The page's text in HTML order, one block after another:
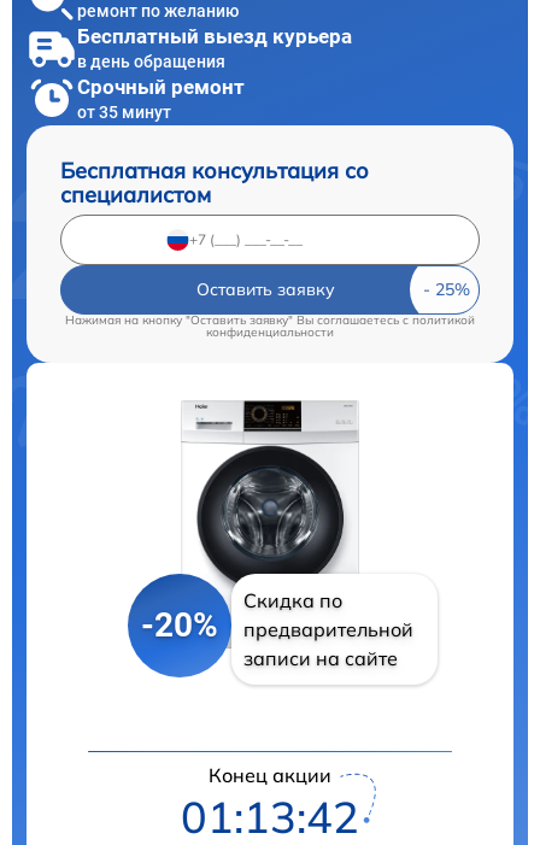
ремонт по желанию
Бесплатный выезд курьера
в день обращения
Срочный ремонт
от 35 минут
Бесплатная консультация со
специалистом
Оставить заявку
Нажимая на кнопку "Оставить заявку" Вы соглашаетесь cполитикой
конфиденциальности
-20%
Скидка по
предварительной
записи на сайте
Конец акции
01:13:41